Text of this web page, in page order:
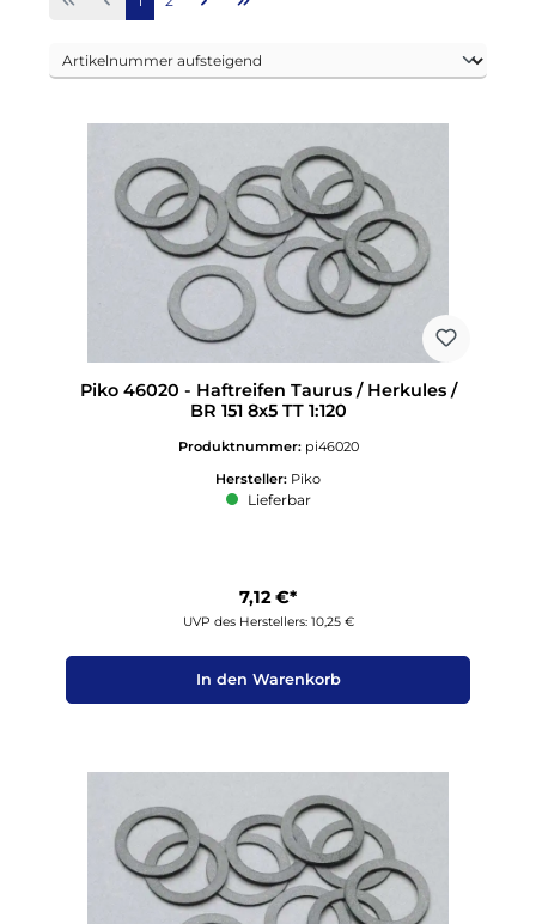
Piko 46020 - Haftreifen Taurus / Herkules /
BR 151 8x5 TT 1:120
Produktnummer: pi46020
Hersteller: Piko
Lieferbar
7,12 €*
UVP des Herstellers: 10,25 €
In den Warenkorb